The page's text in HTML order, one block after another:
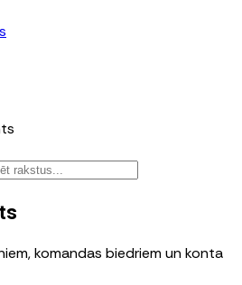
komandas biedriem un konta